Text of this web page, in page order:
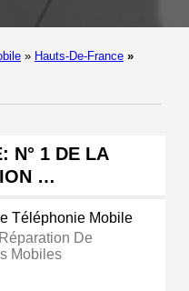
» Hauts-De-France »
N° 1 DE LA
…
Téléphonie Mobile
De
Mobiles